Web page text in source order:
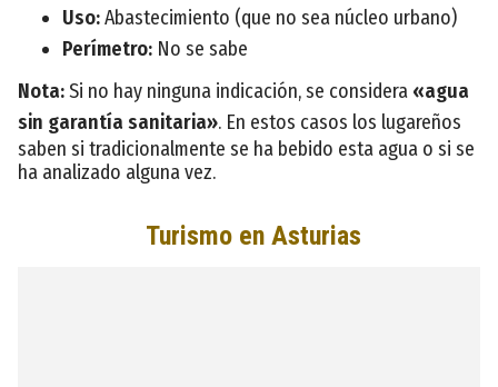
Uso:Abastecimiento (que no sea núcleo urbano)
Perímetro: No se sabe
Nota:Si no hay ninguna indicación, se considera «agua
sin garantía sanitaria». En estos casos los lugareños
saben si tradicionalmente se ha bebido esta agua o si se
ha analizado alguna vez.